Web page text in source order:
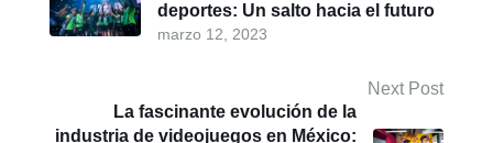
marzo 12, 2023
deportes: Un salto hacia el futuro
Next Post
La fascinante evolución de la
industria de videojuegos en México: